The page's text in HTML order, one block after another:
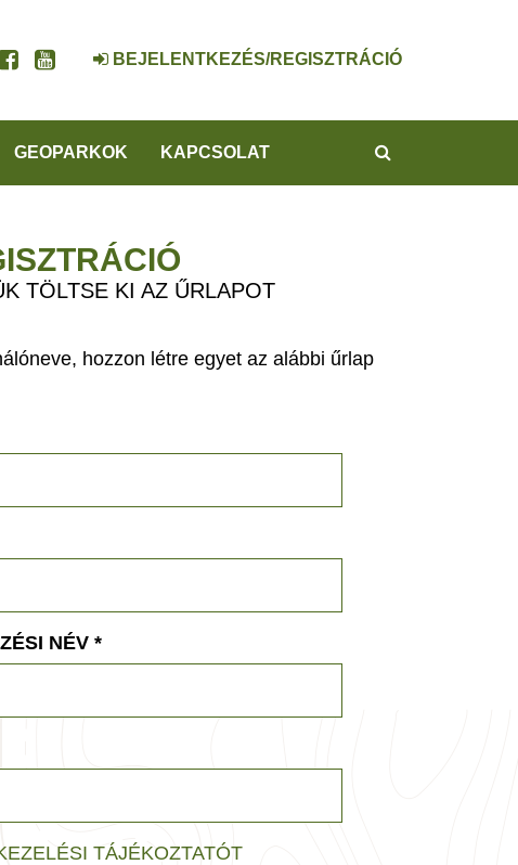
BEJELENTKEZÉS/REGISZTRÁCIÓ
GEOPARKOK KAPCSOLAT
TÖLTSE KI AZ ŰRLAPOT
hozzon létre egyet az alábbi űrlap
NÉV *
TÁJÉKOZTATÓT